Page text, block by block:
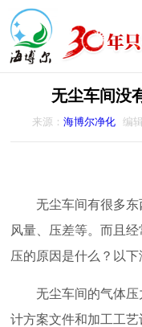
无尘车间没
来源： 海博尔净化编辑
无尘车间有很多东
风量、压差等。而且
压的原因是什么？以下
无尘车间的气体压
计方案文件和加工工